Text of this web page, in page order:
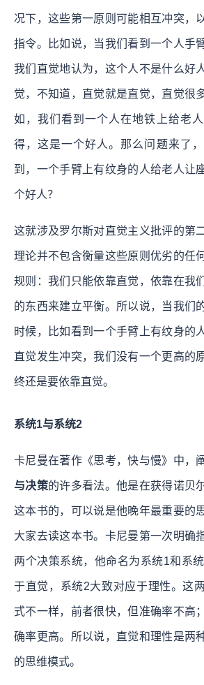
况下，这些第一原则可能相互冲突，
指令。比如说，当我们看到一个人手
我们直觉地认为，这个人不是什么好
觉，不知道，直觉就是直觉，直觉很
如，我们看到一个人在地铁上给老
得，这是一个好人。那么问题来了
到，一个手臂上有纹身的人给老人让
个好人？
这就涉及罗尔斯对直觉主义批评的第
理论并不包含衡量这些原则优劣的任
规则：我们只能依靠直觉，依靠在我
的东西来建立平衡。所以说，当我们
时候，比如看到一个手臂上有纹身的
直觉发生冲突，我们没有一个更高的
终还是要依靠直觉。
系统1与系统2
卡尼曼在著作《思考，快与慢》中，
与决策的许多看法。他是在获得诺贝
这本书的，可以说是他晚年最重要的
大家去读这本书。卡尼曼第一次明确
两个决策系统，他命名为系统1和系
于直觉，系统2大致对应于理性。这
式不一样，前者很快，但准确率不高
确率更高。所以说，直觉和理性是两
的思维模式。